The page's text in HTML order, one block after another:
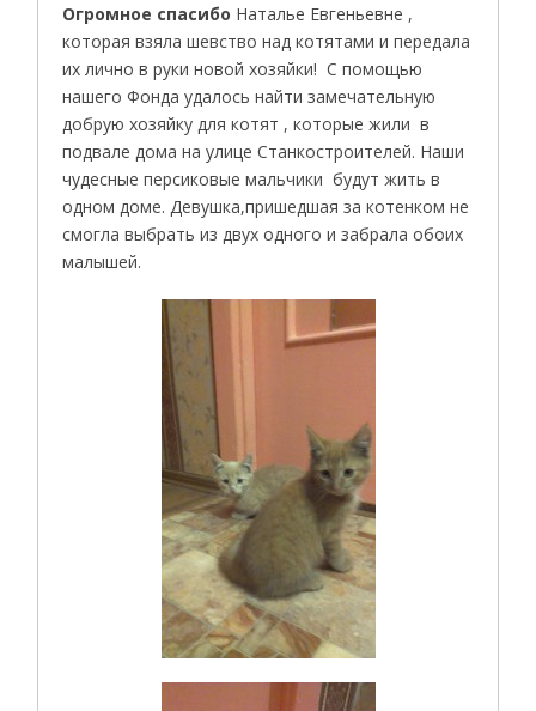
Огромное спасибо Наталье Евгеньевне ,
которая взяла шевство над котятами и передала
их лично в руки новой хозяйки! С помощью
нашего Фонда удалось найти замечательную
добрую хозяйку для котят , которые жили в
подвале дома на улице Станкостроителей. Наши
чудесные персиковые мальчики будут жить в
одном доме. Девушка,пришедшая за котенком не
смогла выбрать из двух одного и забрала обоих
малышей.